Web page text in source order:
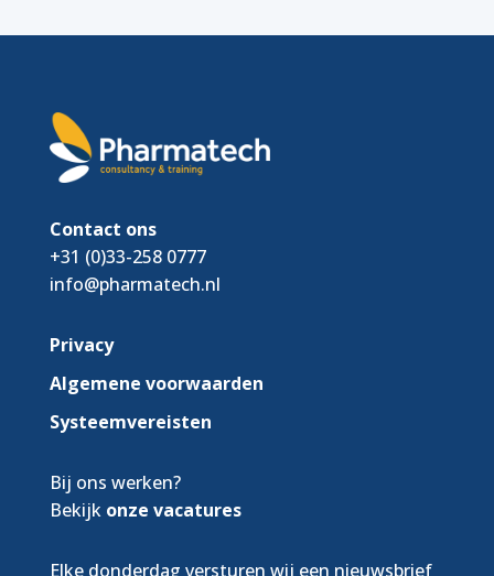
Contact ons
+31 (0)33-258 0777
info@pharmatech.nl
Privacy
Algemene voorwaarden
Systeemvereisten
Bij ons werken?
Bekijk onze vacatures
Elke donderdag versturen wij een nieuwsbrief